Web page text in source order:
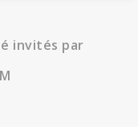
invités par